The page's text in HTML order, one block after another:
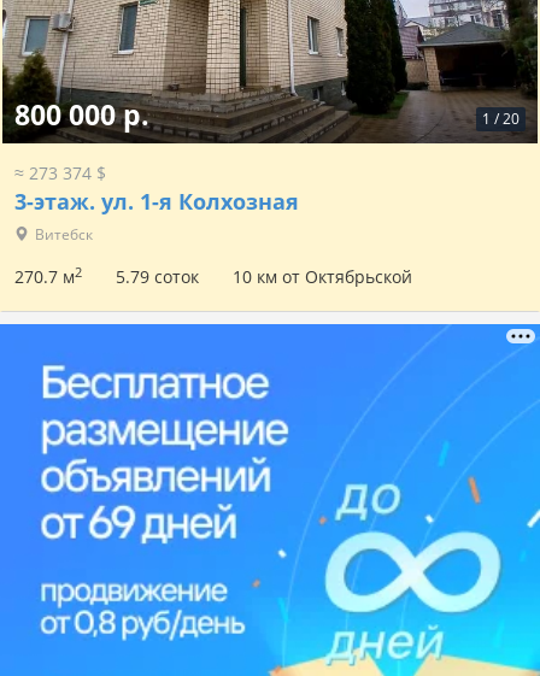
1 /20
800 000 р.
≈ 273 374 $
3-этаж. ул. 1-я Колхозная
Витебск
270.7 м2 5.79 соток 10 км от Октябрьской